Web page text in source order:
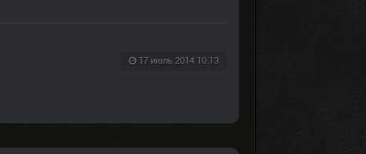
17 июль 2014 10:13